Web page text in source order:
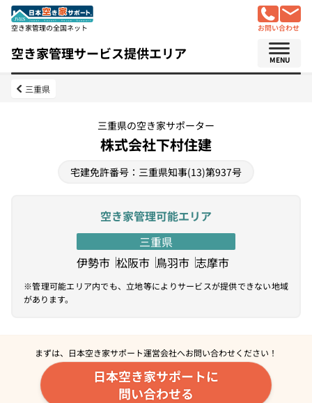
空き家管理の全国ネット お問い合わせ
空き家管理サービス提供エリア MENU
三重県
三重県の空き家サポーター
株式会社下村住建
宅建免許番号：三重県知事(13)第937号
空き家管理可能エリア
三重県
伊勢市 松阪市 鳥羽市 志摩市
※管理可能エリア内でも、立地等によりサービスが提供できない地域
があります。
まずは、日本空き家サポート運営会社へお問い合わせください！
日本空き家サポートに
問い合わせる